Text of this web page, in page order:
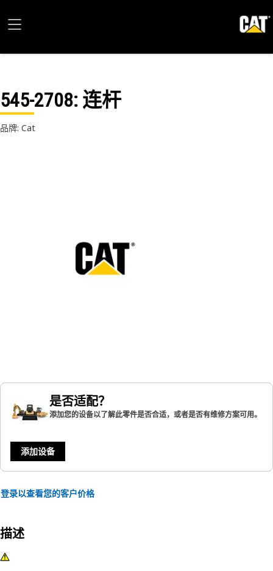
545-2708: 连杆
品牌: Cat
是否适配？
添加您的设备以了解此零件是否合适，或者是否有维修方案可用。
添加设备
登录以查看您的客户价格
描述